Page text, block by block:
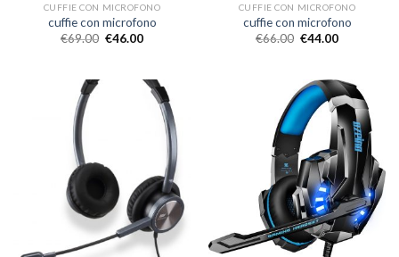
CUFFIE CON MICROFONO
cuffie con microfono
€69.00 €46.00
CUFFIE CON MICROFONO
cuffie con microfono
€66.00 €44.00